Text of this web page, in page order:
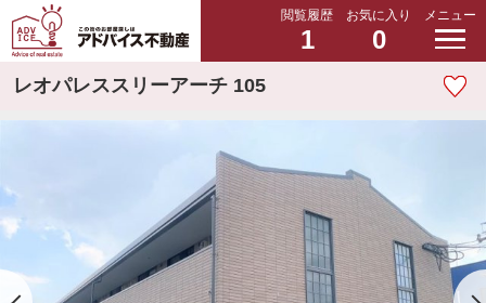
閲覧履歴
1
お気に入り
0
メニュー
レオパレススリーアーチ 105